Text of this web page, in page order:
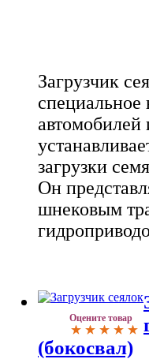
Загрузчик
специальное
автомобилей
загрузки
Он
шнековым
Оцените товар
(бокосвал)